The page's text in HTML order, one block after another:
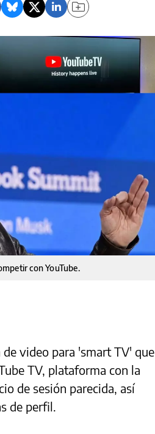
con YouTube.
video para 'smart TV' que
TV, plataforma con la
de sesión parecida, así
de perfil.